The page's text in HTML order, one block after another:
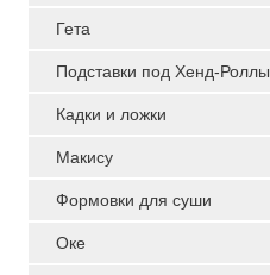
Гета
Подставки под Хенд-Роллы
Кадки и ложки
Макису
Формовки для суши
Оке